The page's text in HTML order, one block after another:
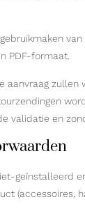
PDF-formaat.
aanvraag zullen
validatie en
geïnstalleerd
(accessoires,